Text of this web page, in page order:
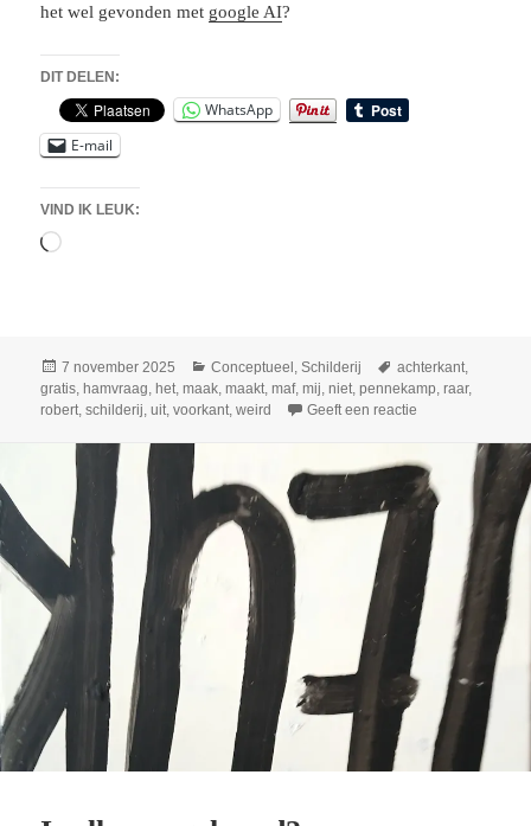
het wel gevonden met google AI?
DIT DELEN:
WhatsApp
E-mail
VIND IK LEUK:
Aan
Geplaatst
op
7 november 2025 Categorieën
Conceptueel ,Schilderij Tags
achterkant,
gratis, hamvraag, het,maak,maakt,maf,mij,niet,pennekamp,raar,
robert,schilderij,uit,voorkant,weird Geeft een reactie